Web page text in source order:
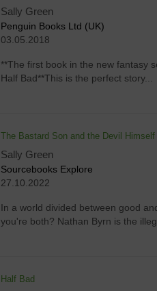
Sally Green
Penguin Books Ltd (UK)
03.05.2018
**The first book in the new fantasy
Half Bad**This is the perfect story...
The Bastard Son and the Devil Himself
Sally Green
Sourcebooks Explore
27.10.2022
In a world divided between good
you're both? Nathan Byrn is the
Half Bad